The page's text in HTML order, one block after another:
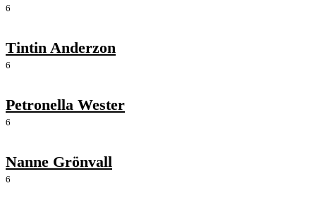
6
Tintin Anderzon
6
Petronella Wester
6
Nanne Grönvall
6